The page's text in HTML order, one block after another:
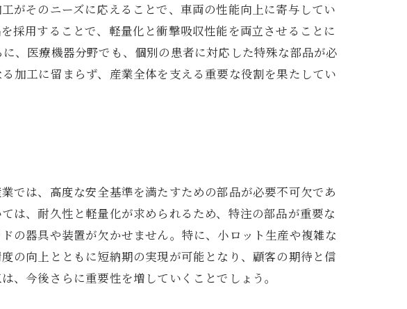
がそのニーズに応えることで、車両の性能向上に寄与してい
採用することで、軽量化と衝撃吸収性能を両立させることに
、医療機器分野でも、個別の患者に対応した特殊な部品が必
加工に留まらず、産業全体を支える重要な役割を果たしてい
では、高度な安全基準を満たすための部品が必要不可欠であ
は、耐久性と軽量化が求められるため、特注の部品が重要な
の器具や装置が欠かせません。特に、小ロット生産や複雑な
の向上とともに短納期の実現が可能となり、顧客の期待と信
今後さらに重要性を増していくことでしょう。